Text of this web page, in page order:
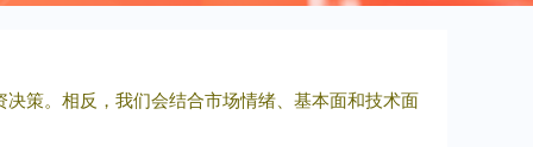
策。相反，我们会结合市场情绪、基本面和技术面